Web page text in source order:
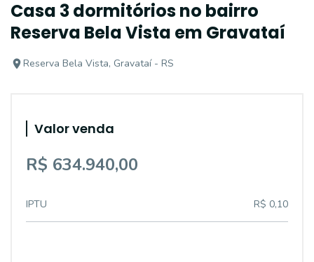
Casa 3 dormitórios no bairro
Reserva Bela Vista em Gravataí
Reserva Bela Vista, Gravataí - RS
Valor venda
R$ 634.940,00
IPTU R$ 0,10